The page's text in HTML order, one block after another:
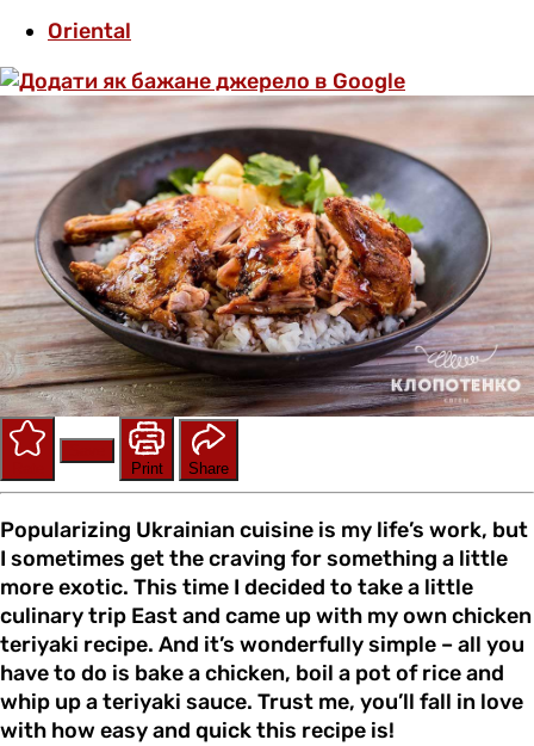
Oriental
Print
Share
Popularizing Ukrainian cuisine is my life’s work, but
I sometimes get the craving for something a little
more exotic. This time I decided to take a little
culinary trip East and came up with my own chicken
teriyaki recipe. And it’s wonderfully simple – all you
have to do is bake a chicken, boil a pot of rice and
whip up a teriyaki sauce. Trust me, you’ll fall in love
with how easy and quick this recipe is!